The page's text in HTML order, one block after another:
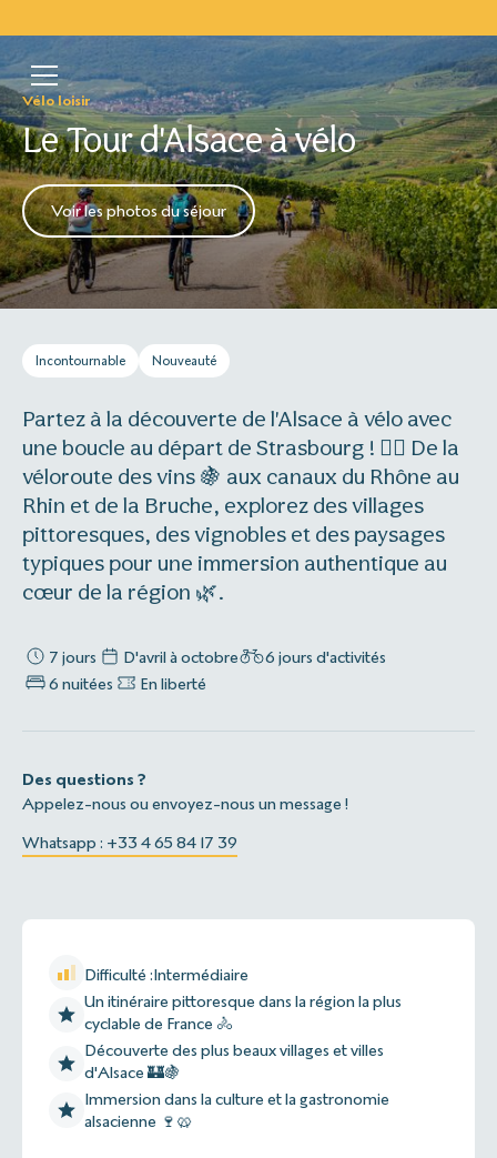
Vélo loisir
Le Tour d'Alsace à vélo
Voir les photos du séjour
Incontournable Nouveauté
Partez à la découverte de l'Alsace à vélo avec
une boucle au départ de Strasbourg ! 🚴‍♂️ De la
véloroute des vins 🍇 aux canaux du Rhône au
Rhin et de la Bruche, explorez des villages
pittoresques, des vignobles et des paysages
typiques pour une immersion authentique au
cœur de la région 🌿.
7 jours D'avril à octobre
6 jours d'activités
6 nuitées
En liberté
Des questions ?
Appelez-nous ou envoyez-nous un message !
Whatsapp : +33 4 65 84 17 39
Difficulté :Intermédiaire
Un itinéraire pittoresque dans la région la plus
cyclable de France 🚴
Découverte des plus beaux villages et villes
d'Alsace 🏰🍇
Immersion dans la culture et la gastronomie
alsacienne 🍷🥨